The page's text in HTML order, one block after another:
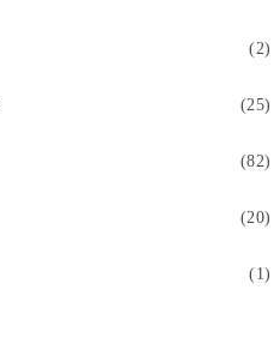
(2)
(25)
(82)
(20)
(1)